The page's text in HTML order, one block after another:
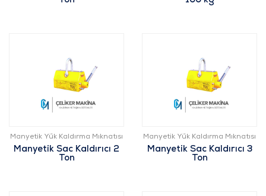
Manyetik Yük Kaldırma Mıknatısı
Manyetik Sac Kaldırıcı 2
Ton
Manyetik Yük Kaldırma Mıknatısı
Manyetik Sac Kaldırıcı 3
Ton